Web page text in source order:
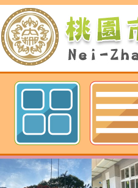
歡迎參觀：桃園
函轉桃